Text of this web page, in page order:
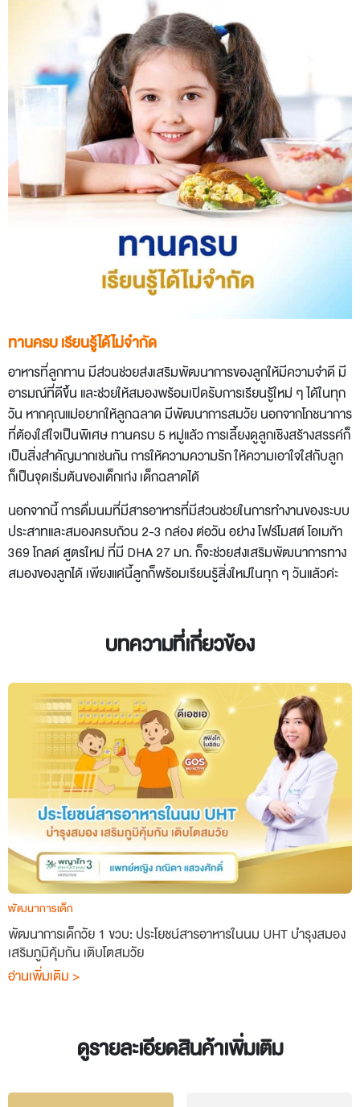
ทานครบ เรียนรู้ได้ไม่จำกัด
อาหารที่ลูกทาน มีส่วนช่วยส่งเสริมพัฒนาการของลูกให้มีความจำดี มี
อารมณ์ที่ดีขึ้น และช่วยให้สมองพร้อมเปิดรับการเรียนรู้ใหม่ ๆ ได้ในทุก
วัน หากคุณแม่อยากให้ลูกฉลาด มีพัฒนาการสมวัย นอกจากโภชนาการ
ที่ต้องใส่ใจเป็นพิเศษ ทานครบ 5 หมู่แล้ว การเลี้ยงดูลูกเชิงสร้างสรรค์ก็
เป็นสิ่งสำคัญมากเช่นกัน การให้ความความรัก ให้ความเอาใจใส่กับลูก
ก็เป็นจุดเริ่มต้นของเด็กเก่ง เด็กฉลาดได้
นอกจากนี้ การดื่มนมที่มีสารอาหารที่มีส่วนช่วยในการทำงานของระบบ
ประสาทและสมองครบถ้วน 2-3 กล่อง ต่อวัน อย่าง โฟร์โมสต์ โอเมก้า
369 โกลด์ สูตรใหม่ ที่มี DHA 27 มก. ก็จะช่วยส่งเสริมพัฒนาการทาง
สมองของลูกได้ เพียงแค่นี้ลูกก็พร้อมเรียนรู้สิ่งใหม่ในทุก ๆ วันแล้วค่ะ
บทความที่เกี่ยวข้อง
พัฒนาการเด็ก
พัฒนาการเด็กวัย 1 ขวบ: ประโยชน์สารอาหารในนม UHT บำรุงสมอง
เสริมภูมิคุ้มกัน เติบโตสมวัย
อ่านเพิ่มเติม >
ดูรายละเอียดสินค้าเพิ่มเติม